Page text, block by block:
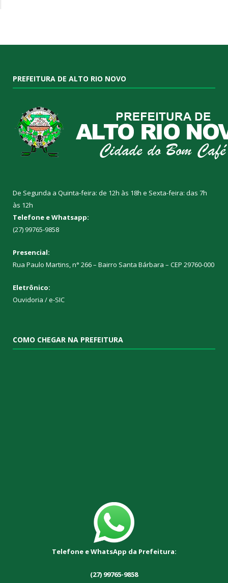
PREFEITURA DE ALTO RIO NOVO
De Segunda a Quinta-feira: de 12h às 18h e Sexta-feira: das 7h
às 12h
Telefone e Whatsapp:
(27) 99765-9858
Presencial:
Rua Paulo Martins, n° 266 – Bairro Santa Bárbara – CEP 29760-000
Eletrônico:
Ouvidoria /e-SIC
COMO CHEGAR NA PREFEITURA
Telefone e WhatsApp da Prefeitura:
(27) 99765-9858